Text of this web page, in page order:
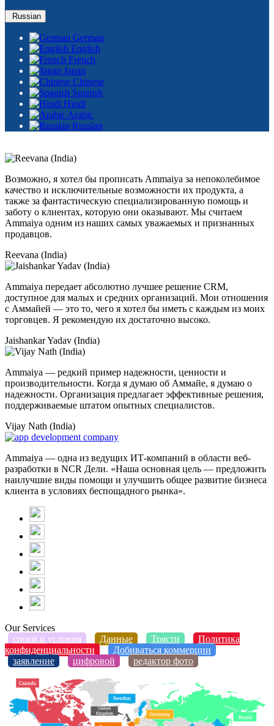
Russian
German
English
French
Japan
Chinese
Spanish
Hindi
Arabic
Russian
Возможно, я хотел бы прописать Ammaiya за непоколебимое
качество и исключительные возможности их продукта, а
также за фантастическую специализированную помощь и
заботу о клиентах, которую они оказывают. Мы считаем
Ammaiya одним из наших самых уважаемых и признанных
продавцов.
Reevana (India)
Ammaiya передает абсолютно лучшее решение CRM,
доступное для малых и средних организаций. Мои отношения
с Аммайей — это то, чего я хотел бы иметь с каждым из моих
торговцев. Я рекомендую их достаточно высоко.
Jaishankar Yadav (India)
Ammaiya — редкий пример надежности, ценности и
производительности. Когда я думаю об Аммайе, я думаю о
надежности. Организация предлагает эффективные решения,
поддерживаемые штатом опытных специалистов.
Vijay Nath (India)
Ammaiya — одна из ведущих ИТ-компаний в области веб-
разработки в NCR Дели. «Наша основная цель — предложить
наилучшие виды помощи и улучшить общее развитие бизнеса
клиента в условиях беспощадного рынка».
Our Services
сроки и условия
Данные Трясти
Политика
конфиденциальности
Добиваться коммерции
заявление
цифровой редактор фото